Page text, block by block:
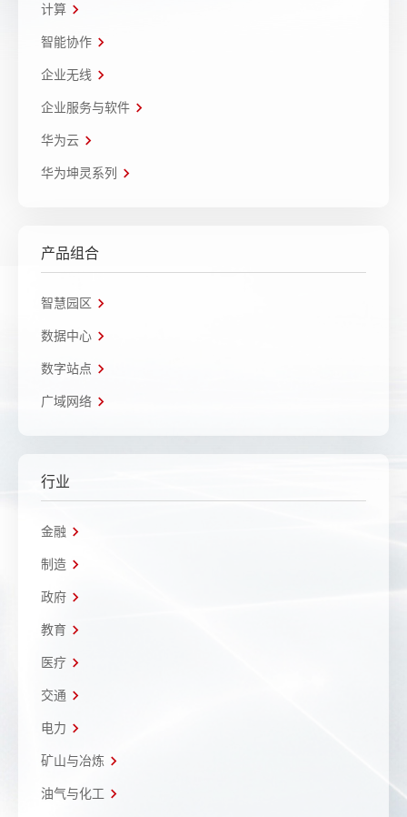
计算
智能协作
企业无线
企业服务与软件
华为云
华为坤灵系列
产品组合
智慧园区
数据中心
数字站点
广域网络
行业
金融
制造
政府
教育
医疗
交通
电力
矿山与冶炼
油气与化工